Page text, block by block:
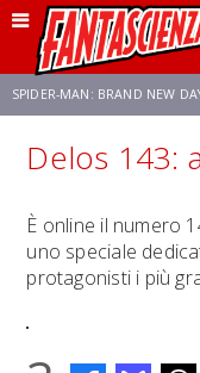
SPIDER-MAN: BRAND NEW
FRANCO RICCIARDIELLO
NETFLIX SADIE SINK STAR
Delos 143:
È online il numero
uno speciale
protagonisti i più